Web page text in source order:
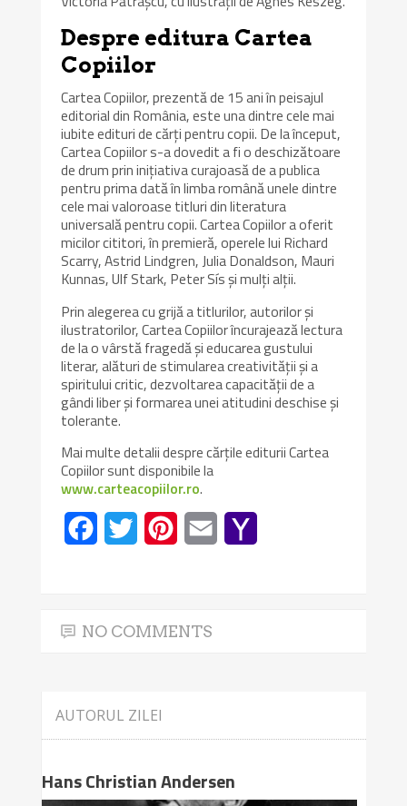
Despre editura Cartea
Copiilor
Cartea Copiilor, prezentă de 15 ani în peisajul
editorial din România, este una dintre cele mai
iubite edituri de cărți pentru copii. De la început,
Cartea Copiilor s-a dovedit a fi o deschizătoare
de drum prin inițiativa curajoasă de a publica
pentru prima dată în limba română unele dintre
cele mai valoroase titluri din literatura
universală pentru copii. Cartea Copiilor a oferit
micilor cititori, în premieră, operele lui Richard
Scarry, Astrid Lindgren, Julia Donaldson, Mauri
Kunnas, Ulf Stark, Peter Sís și mulți alții.
Prin alegerea cu grijă a titlurilor, autorilor și
ilustratorilor, Cartea Copiilor încurajează lectura
de la o vârstă fragedă și educarea gustului
literar, alături de stimularea creativității și a
spiritului critic, dezvoltarea capacității de a
gândi liber și formarea unei atitudini deschise și
tolerante.
Mai multe detalii despre cărțile editurii Cartea
Copiilor sunt disponibile la
www.carteacopiilor.ro.
Facebook
Twitter PinterestEmail
NO COMMENTS
AUTORUL ZILEI
Hans Christian Andersen